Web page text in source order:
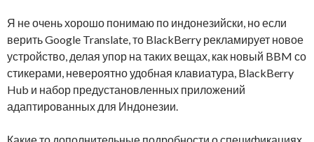
Я не очень хорошо понимаю по индонезийски, но если
верить Google Translate, то BlackBerry рекламирует новое
устройство, делая упор на таких вещах, как новый BBM со
стикерами, невероятно удобная клавиатура, BlackBerry
Hub и набор предустановленных приложений
адаптированных для Индонезии.